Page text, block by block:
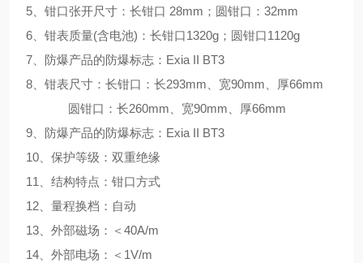
5、钳口张开尺寸：长钳口 28mm；圆钳口：32mm
6、钳表质量(含电池)：长钳口1320g；圆钳口1120g
7、防爆产品的防爆标志：Exia II BT3
8、钳表尺寸：长钳口：长293mm、宽90mm、厚66mm
圆钳口：长260mm、宽90mm、厚66mm
9、防爆产品的防爆标志：Exia II BT3
10、保护等级：双重绝缘
11、结构特点：钳口方式
12、量程换档：自动
13、外部磁场：＜40A/m
14、外部电场：＜1V/m